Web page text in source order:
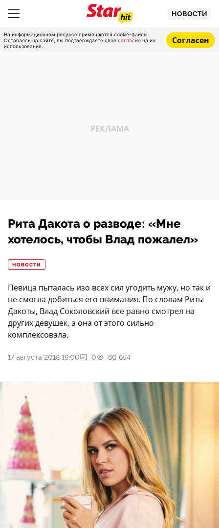
НОВОСТИ
На информационном ресурсе применяются cookie-файлы.
Оставаясь на сайте, вы подтверждаете свое согласие на их
использование.
Согласен
Рита Дакота о разводе: «Мне
хотелось, чтобы Влад пожалел»
НОВОСТИ
Певица пыталась изо всех сил угодить мужу, но так и
не смогла добиться его внимания. По словам Риты
Дакоты, Влад Соколовский все равно смотрел на
других девушек, а она от этого сильно
комплексовала.
17 августа 2018 19:00 0 60 654